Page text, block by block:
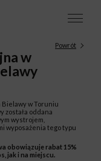
Powrót
w
w Toruniu
została oddana
wystrojem,
wyposażenia tego typu
obowiązuje rabat 15%
jak i na miejscu.